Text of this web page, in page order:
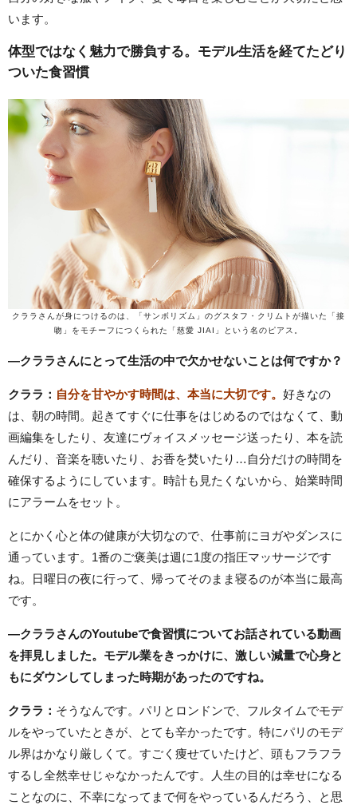
います。
体型ではなく魅力で勝負する。モデル生活を経てたどり
ついた食習慣
クララさんが身につけるのは、「サンボリズム」のグスタフ・クリムトが描いた「接
吻」をモチーフにつくられた「慈愛 JIAI」という名のピアス。
―クララさんにとって生活の中で欠かせないことは何ですか？
クララ： 自分を甘やかす時間は、本当に大切です。 好きなの
は、朝の時間。起きてすぐに仕事をはじめるのではなくて、動
画編集をしたり、友達にヴォイスメッセージ送ったり、本を読
んだり、音楽を聴いたり、お香を焚いたり…自分だけの時間を
確保するようにしています。時計も見たくないから、始業時間
にアラームをセット。
とにかく心と体の健康が大切なので、仕事前にヨガやダンスに
通っています。1番のご褒美は週に1度の指圧マッサージです
ね。日曜日の夜に行って、帰ってそのまま寝るのが本当に最高
です。
―クララさんのYoutubeで食習慣についてお話されている動画
を拝見しました。モデル業をきっかけに、激しい減量で心身と
もにダウンしてしまった時期があったのですね。
クララ： そうなんです。パリとロンドンで、フルタイムでモデ
ルをやっていたときが、とても辛かったです。特にパリのモデ
ル界はかなり厳しくて。すごく痩せていたけど、頭もフラフラ
するし全然幸せじゃなかったんです。人生の目的は幸せになる
ことなのに、不幸になってまで何をやっているんだろう、と思